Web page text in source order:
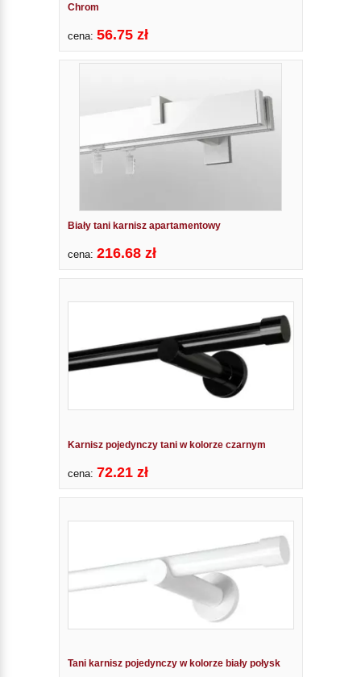
Chrom
cena: 56.75 zł
Biały tani karnisz apartamentowy
cena: 216.68 zł
Karnisz pojedynczy tani w kolorze czarnym
cena: 72.21 zł
Tani karnisz pojedynczy w kolorze biały połysk